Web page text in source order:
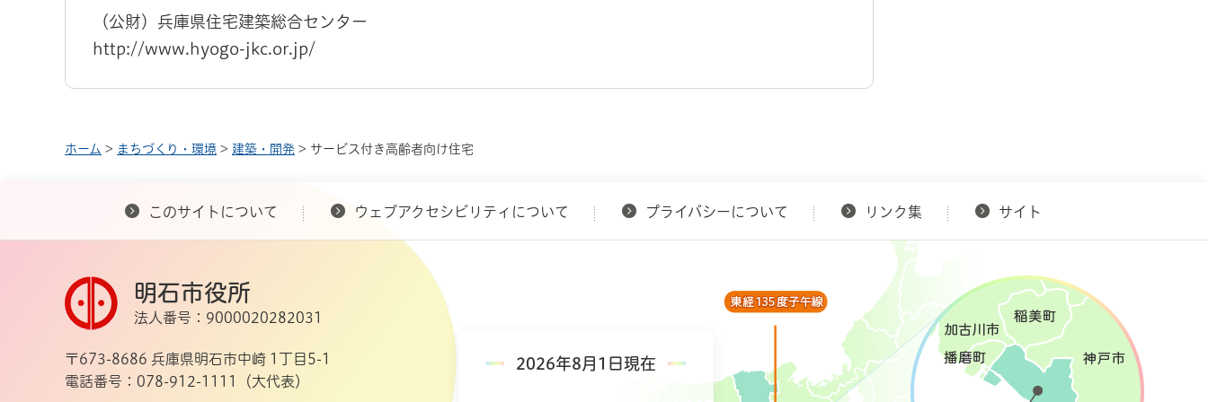
（公財）兵庫県住宅建築総合センター
http://www.hyogo-jkc.or.jp/
ホーム > まちづくり・環境 > 建築・開発 > サービス付き高齢者向け住宅
このサイトについて ウェブアクセシビリティについて プライバシーについて リンク集 サイト
2026年8月1日現在
明石市役所
法人番号：9000020282031
〒673-8686 兵庫県明石市中崎 1丁目5-1
電話番号：078-912-1111（大代表）